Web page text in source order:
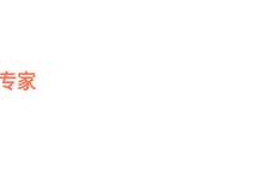
家